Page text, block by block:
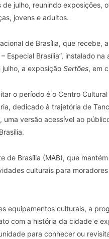
julho, reunindo exposições,
jovens e adultos.
de Brasília, que recebe,
Especial Brasília”, instalado
a exposição Sertões, em
o período é o Centro
dedicado à trajetória de
uma versão acessível ao
de Brasília (MAB), que
culturais para
equipamentos culturais, a
com a história da cidade e
para conhecer ou